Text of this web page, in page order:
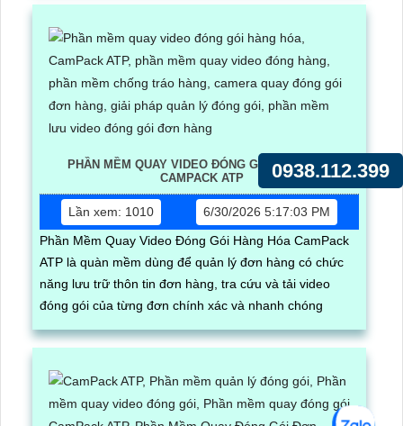
PHẦN MỀM QUAY VIDEO ĐÓNG GÓI HÀNG HÓA
CAMPACK ATP
Lần xem: 1010
6/30/2026 5:17:03 PM
Phần Mềm Quay Video Đóng Gói Hàng Hóa CamPack
ATP là quàn mềm dùng để quản lý đơn hàng có chức
năng lưu trữ thôn tin đơn hàng, tra cứu và tải video
đóng gói của từng đơn chính xác và nhanh chóng
0938.112.399